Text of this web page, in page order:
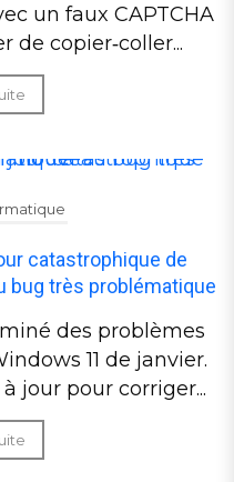
un faux CAPTCHA
de copier‑coller...
catastrophique de
bug très problématique
des problèmes
11 de janvier.
jour pour corriger...